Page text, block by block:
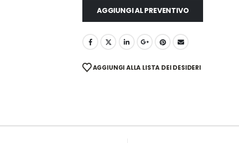
AGGIUNGI AL PREVENTIVO
AGGIUNGI ALLA LISTA DEI DESIDERI